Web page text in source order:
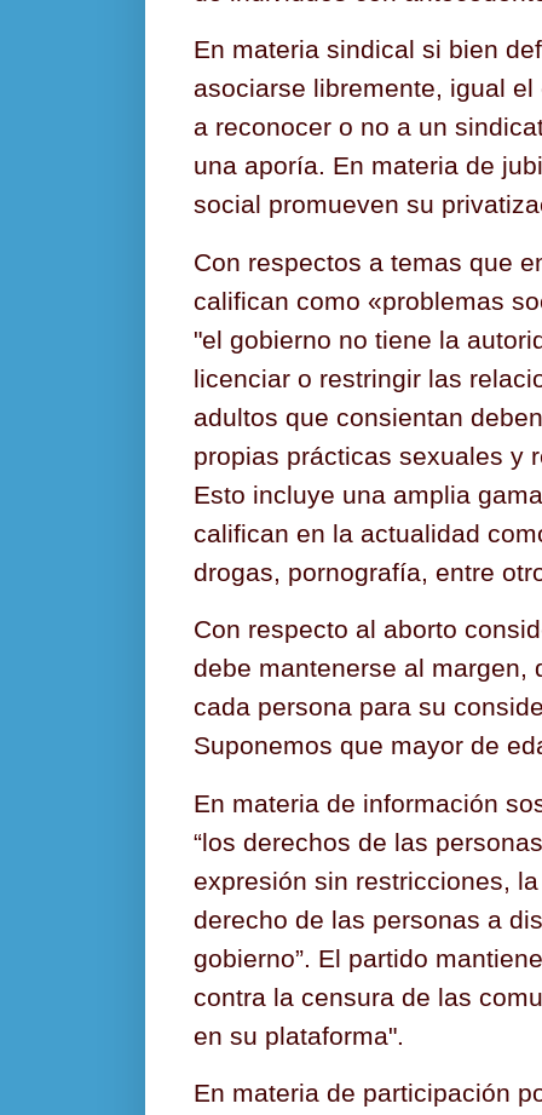
En materia sindical si bien
asociarse libremente, igual
a reconocer o no a un
una aporía. En materia de
social promueven su
Con respectos a temas que
califican como «problemas
"el gobierno no tiene la
licenciar o restringir las
adultos que consientan
propias prácticas sexuales y
Esto incluye una amplia
califican en la actualidad
drogas, pornografía, entre
Con respecto al aborto
debe mantenerse al margen,
cada persona para su
Suponemos que mayor de
En materia de información
“los derechos de las
expresión sin restricciones,
derecho de las personas a
gobierno”. El partido
contra la censura de las
en su plataforma".
En materia de participación